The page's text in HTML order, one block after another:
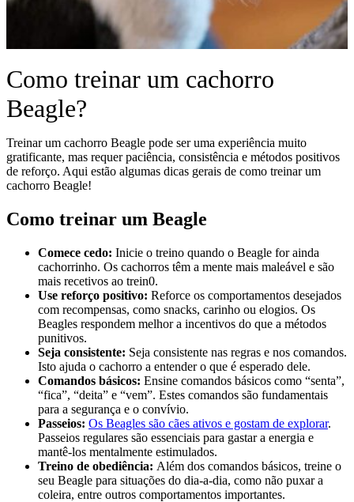
Como treinar um cachorro
Beagle?
Treinar um cachorro Beagle pode ser uma experiência muito
gratificante, mas requer paciência, consistência e métodos positivos
de reforço. Aqui estão algumas dicas gerais de como treinar um
cachorro Beagle!
Como treinar um Beagle
Comece cedo: Inicie o treino quando o Beagle for ainda
cachorrinho. Os cachorros têm a mente mais maleável e são
mais recetivos ao trein0.
Use reforço positivo: Reforce os comportamentos desejados
com recompensas, como snacks, carinho ou elogios. Os
Beagles respondem melhor a incentivos do que a métodos
punitivos.
Seja consistente: Seja consistente nas regras e nos comandos.
Isto ajuda o cachorro a entender o que é esperado dele.
Comandos básicos: Ensine comandos básicos como “senta”,
“fica”, “deita” e “vem”. Estes comandos são fundamentais
para a segurança e o convívio.
Passeios: Os Beagles são cães ativos e gostam de explorar.
Passeios regulares são essenciais para gastar a energia e
mantê-los mentalmente estimulados.
Treino de obediência: Além dos comandos básicos, treine o
seu Beagle para situações do dia-a-dia, como não puxar a
coleira, entre outros comportamentos importantes.